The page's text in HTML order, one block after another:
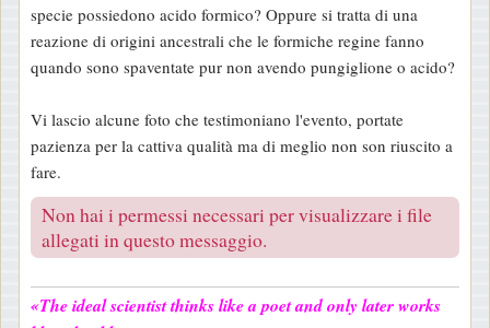
specie possiedono acido formico? Oppure si tratta di una
reazione di origini ancestrali che le formiche regine fanno
quando sono spaventate pur non avendo pungiglione o acido?
Vi lascio alcune foto che testimoniano l'evento, portate
pazienza per la cattiva qualità ma di meglio non son riuscito a
fare.
Non hai i permessi necessari per visualizzare i file
allegati in questo messaggio.
«The ideal scientist thinks like a poet and only later works